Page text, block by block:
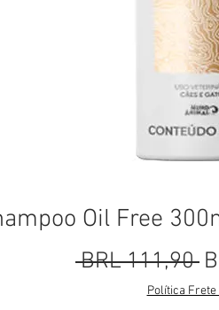
Oil Free
BRL 111,90
Política Frete